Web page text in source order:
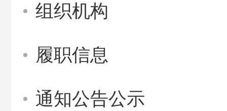
组织机构
履职信息
通知公告公示